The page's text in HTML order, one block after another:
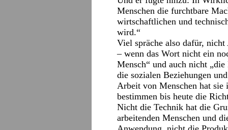
Menschen die furchtbare
wirtschaftlichen und
wird.“
Viel spräche also dafür,
– wenn das Wort nicht ein
Mensch“ und auch nicht
die sozialen Beziehungen
Arbeit von Menschen hat sie
bestimmen bis heute die
Nicht die Technik hat die
arbeitenden Menschen und